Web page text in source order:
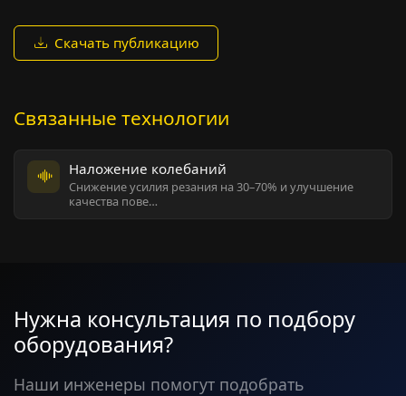
Скачать публикацию
Связанные технологии
Наложение колебаний
Снижение усилия резания на 30–70% и улучшение
качества пове…
Нужна консультация по подбору
оборудования?
Наши инженеры помогут подобрать